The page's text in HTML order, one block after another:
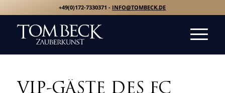
+49(0)172-7330371 - INFO@TOMBECK.DE
VIP-GÄSTE DES FC